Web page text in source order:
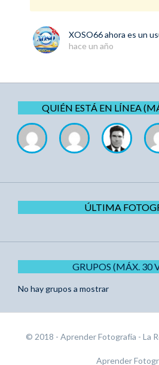
XOSO66ahora es un
hace un año
QUIÉN ESTÁ EN LÍNEA
ÚLTIMA
GRUPOS (MÁX. 30
No hay grupos a mostrar
© 2018 - Aprender Fotografía - La
Aprender